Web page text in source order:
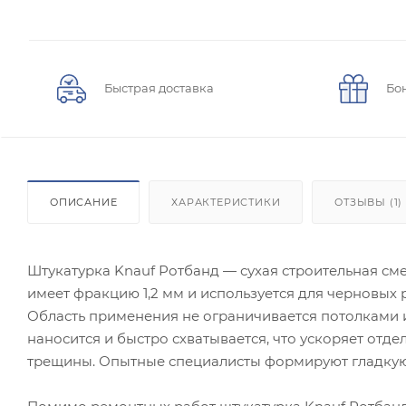
Быстрая доставка
ОПИСАНИЕ ХАРАКТЕРИСТИКИ ОТЗЫВЫ (1)
Штукатурка Knauf Ротбанд — сухая строительная
имеет фракцию 1,2 мм и используется для
Область применения не ограничивается потолками
наносится и быстро схватывается, что ускоряет
трещины. Опытные специалисты формируют